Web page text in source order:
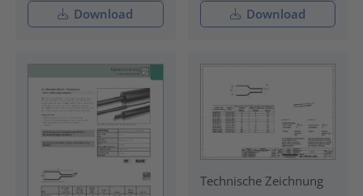
Download Download
Technische Zeichnung